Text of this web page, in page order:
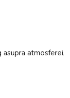
atmosferei,